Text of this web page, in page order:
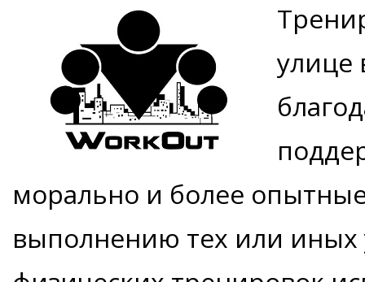
улице
морально и более
выполнению тех или